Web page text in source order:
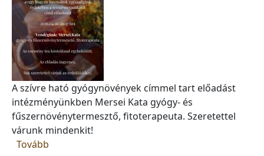
A szívre ható gyógynövények címmel tart előadást
intézményünkben Mersei Kata gyógy- és
fűszernövénytermesztő, fitoterapeuta. Szeretettel
várunk mindenkit!
Tovább